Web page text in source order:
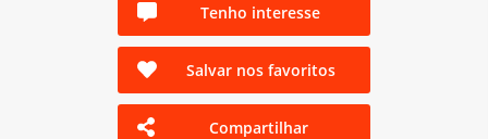
Tenho interesse
Salvar nos favoritos
Compartilhar